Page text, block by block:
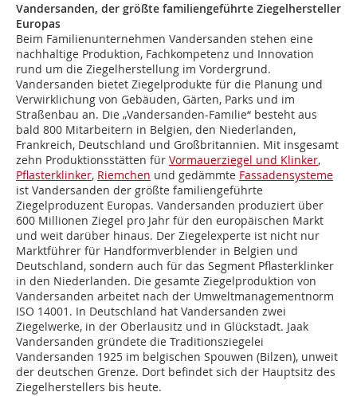
Vandersanden, der größte familiengeführte Ziegelhersteller
Europas
Beim Familienunternehmen Vandersanden stehen eine
nachhaltige Produktion, Fachkompetenz und Innovation
rund um die Ziegelherstellung im Vordergrund.
Vandersanden bietet Ziegelprodukte für die Planung und
Verwirklichung von Gebäuden, Gärten, Parks und im
Straßenbau an. Die „Vandersanden-Familie“ besteht aus
bald 800 Mitarbeitern in Belgien, den Niederlanden,
Frankreich, Deutschland und Großbritannien. Mit insgesamt
zehn Produktionsstätten für Vormauerziegel und Klinker,
Pflasterklinker, Riemchen und gedämmte Fassadensysteme
ist Vandersanden der größte familiengeführte
Ziegelproduzent Europas. Vandersanden produziert über
600 Millionen Ziegel pro Jahr für den europäischen Markt
und weit darüber hinaus. Der Ziegelexperte ist nicht nur
Marktführer für Handformverblender in Belgien und
Deutschland, sondern auch für das Segment Pflasterklinker
in den Niederlanden. Die gesamte Ziegelproduktion von
Vandersanden arbeitet nach der Umweltmanagementnorm
ISO 14001. In Deutschland hat Vandersanden zwei
Ziegelwerke, in der Oberlausitz und in Glückstadt. Jaak
Vandersanden gründete die Traditionsziegelei
Vandersanden 1925 im belgischen Spouwen (Bilzen), unweit
der deutschen Grenze. Dort befindet sich der Hauptsitz des
Ziegelherstellers bis heute.